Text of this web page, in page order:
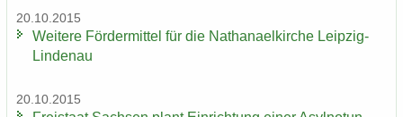
20.10.2015
Wei­te­re För­der­mit­tel für die Na­tha­nael­kir­che Leipzig-​
Lindenau
20.10.2015